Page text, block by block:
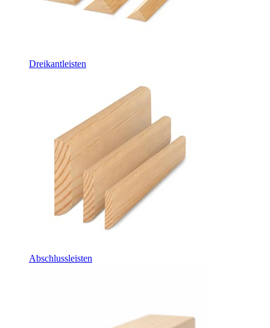
Dreikantleisten
Abschlussleisten